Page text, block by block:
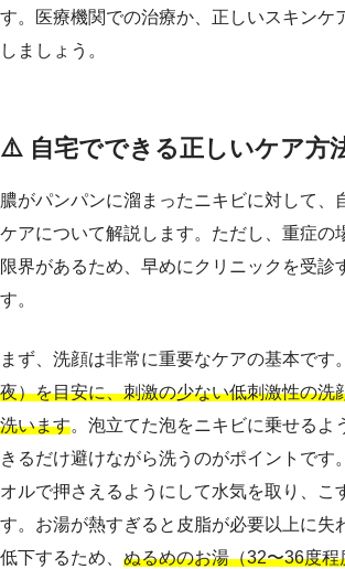
す。医療機関での治療か、正しいスキンケ
しましょう。
⚠️ 自宅でできる正しいケア方
膿がパンパンに溜まったニキビに対して、
ケアについて解説します。ただし、重症の
限界があるため、早めにクリニックを受診
す。
まず、洗顔は非常に重要なケアの基本です。
夜）を目安に、刺激の少ない低刺激性の洗
洗います。泡立てた泡をニキビに乗せるよ
きるだけ避けながら洗うのがポイントです
オルで押さえるようにして水気を取り、こ
す。お湯が熱すぎると皮脂が必要以上に失
低下するため、 ぬるめのお湯（32〜36度